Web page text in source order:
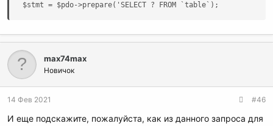
$stmt = $pdo->prepare('SELECT ? FROM `table`);
max74max
Новичок
14 Фев 2021 #46
И еще подскажите, пожалуйста, как из данного запроса для